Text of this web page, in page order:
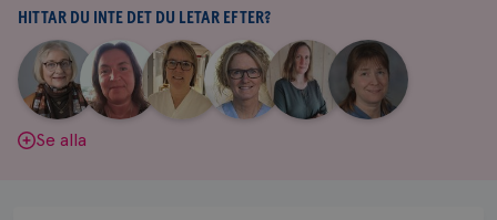
svar
HITTAR DU INTE DET DU LETAR EFTER?
Aina
Johnsson
|
Anne
Andersson
Fredrika
Killander
|
Jeanette
Bäcklund
|
Maria
Edegran
|
Yvette
Andersson
Se alla